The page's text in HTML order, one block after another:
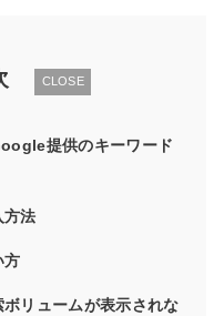
CLOSE
提供のキーワード
方法
方
リュームが表示されな